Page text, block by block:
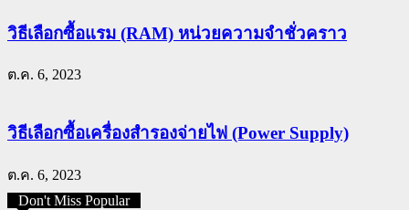
วิธีเลือกซื้อแรม (RAM) หน่วยความจำชั่วคราว
ต.ค. 6, 2023
วิธีเลือกซื้อเครื่องสำรองจ่ายไฟ (Power Supply)
ต.ค. 6, 2023
Don't Miss Popular